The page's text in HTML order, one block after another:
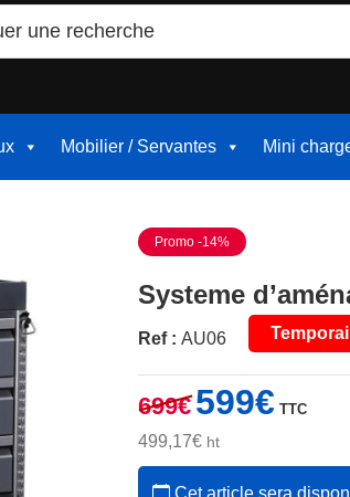
une recherche
Mobilier / Servantes Mini
Promo -14%
Systeme
Ref : AU06
699€
Le
prix
initial
était :
699€.
599€prix
est :
599€.
TTC
499,17€ ht
Cet article sera